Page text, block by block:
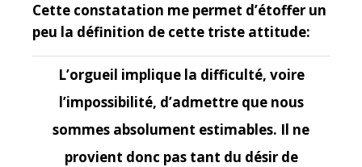
Cette constatation me permet d’étoffer un
peu la définition de cette triste attitude:
L’orgueil implique la difficulté, voire
l’impossibilité, d’admettre que nous
sommes absolument estimables. Il ne
provient donc pas tant du désir de